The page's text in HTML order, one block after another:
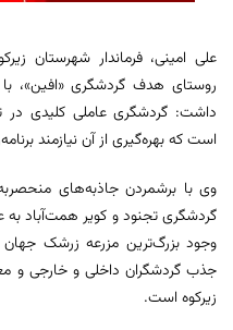
علی امینی، فرماندار شهرستان
روستای هدف گردشگری «افین»،
داشت: گردشگری عاملی کلیدی در
است که بهره‌گیری از آن نیازمند
وی با برشمردن جاذبه‌های
گردشگری تجنود و کویر همت‌آباد به
وجود بزرگ‌ترین مزرعه زرشک جهان
جذب گردشگران داخلی و خارجی و
زیرکوه است.